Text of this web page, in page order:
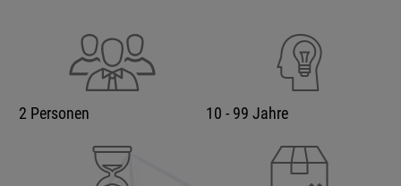
2 Personen 10 - 99 Jahre